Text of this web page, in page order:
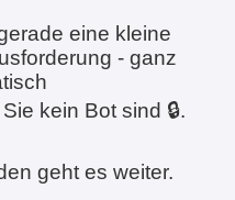
eine kleine
- ganz
kein Bot sind 🔒.
geht es weiter.